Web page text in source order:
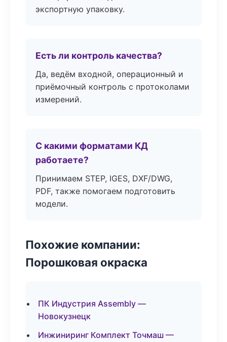
экспортную упаковку.
Есть ли контроль качества?
Да, ведём входной, операционный и
приёмочный контроль с протоколами
измерений.
С какими форматами КД
работаете?
Принимаем STEP, IGES, DXF/DWG,
PDF, также помогаем подготовить
модели.
Похожие компании:
Порошковая окраска
ПК Индустрия Assembly —
Новокузнецк
Инжиниринг Комплект Точмаш —